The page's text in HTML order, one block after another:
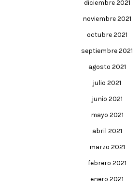
diciembre 2021
noviembre 2021
octubre 2021
septiembre 2021
agosto 2021
julio 2021
junio 2021
mayo 2021
abril 2021
marzo 2021
febrero 2021
enero 2021